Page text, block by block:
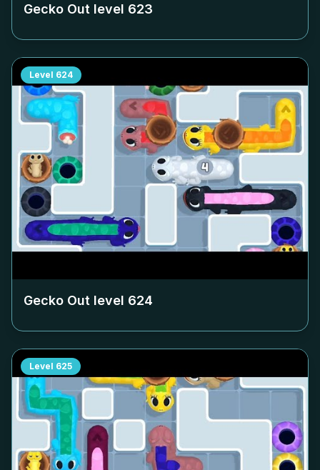
Gecko Out level 623
Level 624
Gecko Out level 624
Level 625